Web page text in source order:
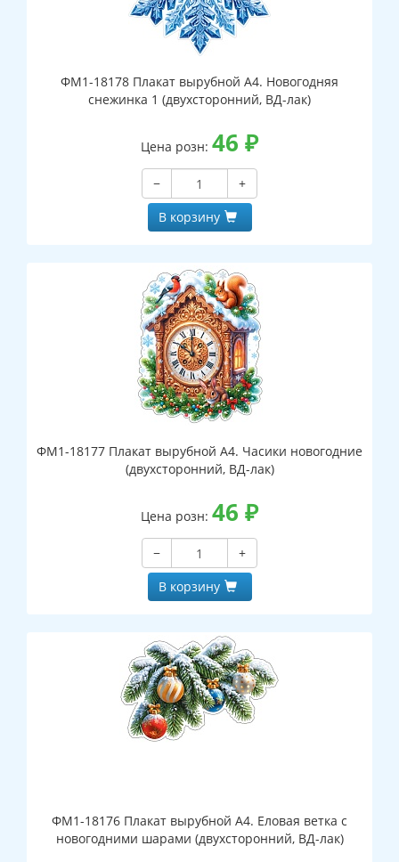
ФМ1-18178 Плакат вырубной А4. Новогодняя
снежинка 1 (двухсторонний, ВД-лак)
Цена розн: 46 ₽
−
+
В корзину
ФМ1-18177 Плакат вырубной А4. Часики новогодние
(двухсторонний, ВД-лак)
Цена розн: 46 ₽
−
+
В корзину
ФМ1-18176 Плакат вырубной А4. Еловая ветка с
новогодними шарами (двухсторонний, ВД-лак)